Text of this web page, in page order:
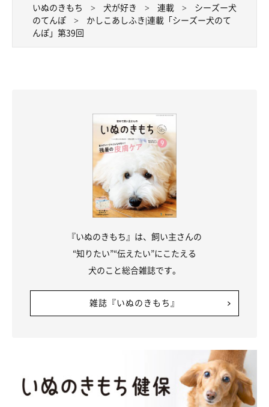
いぬのきもち 犬が好き 連載
シーズー犬
のてんぽ
かしこあしふき|連載「シーズー犬のて
んぽ」第39回
『いぬのきもち』は、飼い主さんの
“知りたい”“伝えたい”にこたえる
犬のこと総合雑誌です。
雑誌『いぬのきもち』